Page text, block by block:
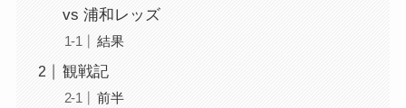
vs 浦和レッズ
結果
観戦記
前半